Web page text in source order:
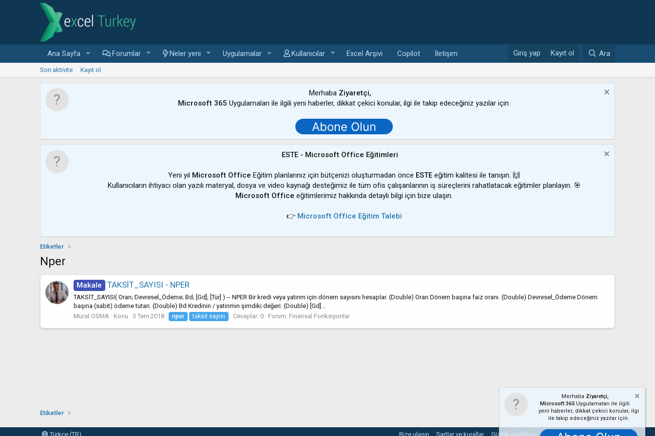
Ana Sayfa Forumlar Neler yeni Uygulamalar Kullanıcılar Excel Arşivi Copilot İletişim Giriş yap Kayıt ol Ara
Son aktivite Kayıt ol
Merhaba Ziyaretçi,
Microsoft 365 Uygulamaları ile ilgili yeni haberler, dikkat çekici konular, ilgi ile takip edeceğiniz yazılar için.
Abone Olun
ESTE - Microsoft Office Eğitimleri
Yeni yıl Microsoft Office Eğitim planlarınız için bütçenizi oluşturmadan önce ESTE eğitim kalitesi ile tanışın. 🙌
Kullanıcıların ihtiyacı olan yazılı materyal, dosya ve video kaynağı desteğimiz ile tüm ofis çalışanlarının iş süreçlerini rahatlatacak eğitimler planlayın. 🎯
Microsoft Office eğitimlerimiz hakkında detaylı bilgi için bize ulaşın.
👉 Microsoft Office Eğitim Talebi
Etiketler
Nper
Makale TAKSİT_SAYISI - NPER
TAKSİT_SAYISI( Oran; Devresel_Ödeme; Bd; [Gd]; [Tür] ) -- NPER Bir kredi veya yatırım için dönem sayısını hesaplar. (Double) Oran Dönem başına faiz oranı. (Double) Devresel_Ödeme Dönem
başına (sabit) ödeme tutarı. (Double) Bd Kredinin / yatırımın şimdiki değeri. (Double) [Gd]...
Murat OSMA
Konu 3 Tem 2018 nper taksit sayısı Cevaplar: 0 Forum: Finansal Fonksiyonlar
Etiketler
Türkçe (TR) Bize ulaşın Şartlar ve kurallar Gizlilik politikası Yardım Ana sayfa R
Merhaba Ziyaretçi,
Microsoft 365 Uygulamaları ile ilgili
yeni haberler, dikkat çekici konular, ilgi
ile takip edeceğiniz yazılar için.